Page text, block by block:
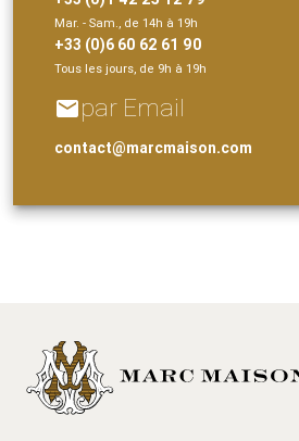
Mar. - Sam., de 14h à 19h
+33 (0)6 60 62 61 90
Tous les jours, de 9h à 19h
emailpar Email
contact@marcmaison.com